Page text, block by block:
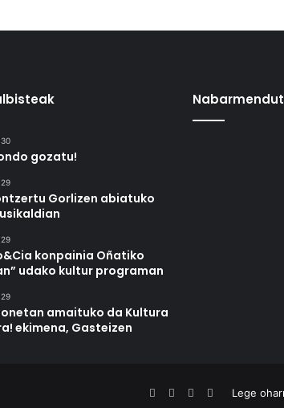
gozatu!
Gorlizen abiatuko
konpainia Oñatiko
udako kultur programan
amaituko da Kultura
ekimena, Gasteizen
Lege
FacebookYouTube